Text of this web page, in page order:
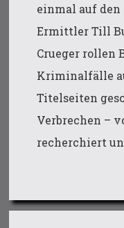
einmal auf den
Ermittler Till
Crueger rollen
Kriminalfälle
Titelseiten
Verbrechen –
recherchiert